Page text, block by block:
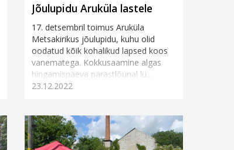
Jõulupidu Aruküla lastele
17. detsembril toimus Aruküla
Metsakirikus jõulupidu, kuhu olid
oodatud kõik kohalikud lapsed koos
vanematega. Kokkusaamine algas
hingamispäeva pärastlõunal lü...
23.12.2022